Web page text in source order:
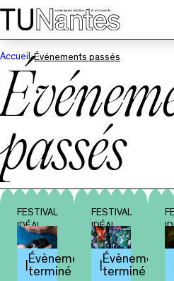
Passer directement à la
Passer directement au
Accueil Événements passés
passés
FESTIVAL
IDÉAL
Évènement
terminé
FESTIVAL
IDÉAL
Évènement
terminé